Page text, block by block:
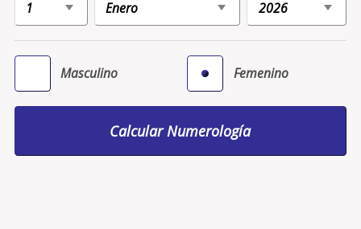
Masculino Femenino